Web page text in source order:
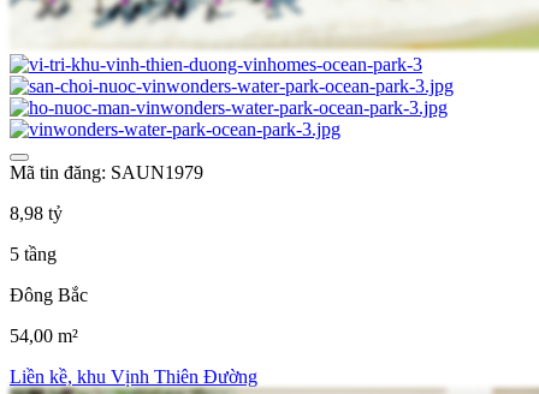
Mã tin đăng: SAUN1979
8,98 tỷ
5 tầng
Đông Bắc
54,00 m²
Liền kề, khu Vịnh Thiên Đường